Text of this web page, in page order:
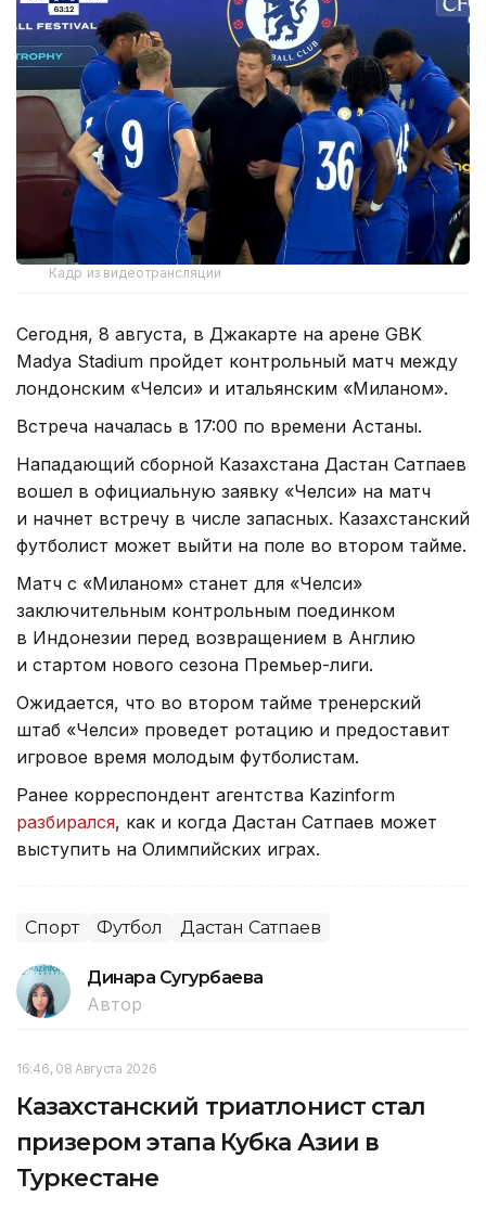
Кадр из видеотрансляции
Сегодня, 8 августа, в Джакарте на арене GBK
Madya Stadium пройдет контрольный матч между
лондонским «Челси» и итальянским «Миланом».
Встреча началась в 17:00 по времени Астаны.
Нападающий сборной Казахстана Дастан Сатпаев
вошел в официальную заявку «Челси» на матч
и начнет встречу в числе запасных. Казахстанский
футболист может выйти на поле во втором тайме.
Матч с «Миланом» станет для «Челси»
заключительным контрольным поединком
в Индонезии перед возвращением в Англию
и стартом нового сезона Премьер-лиги.
Ожидается, что во втором тайме тренерский
штаб «Челси» проведет ротацию и предоставит
игровое время молодым футболистам.
Ранее корреспондент агентства Kazinform
разбирался, как и когда Дастан Сатпаев может
выступить на Олимпийских играх.
Спорт Футбол Дастан Сатпаев
Динара Сугурбаева
Автор
16:46, 08 Августа 2026
Казахстанский триатлонист стал
призером этапа Кубка Азии в
Туркестане